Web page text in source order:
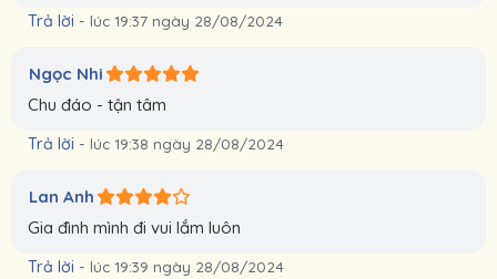
Trả lời - lúc 19:37 ngày 28/08/2024
Ngọc Nhi
Chu đáo - tận tâm
Trả lời - lúc 19:38 ngày 28/08/2024
Lan Anh
Gia đình mình đi vui lắm luôn
Trả lời - lúc 19:39 ngày 28/08/2024